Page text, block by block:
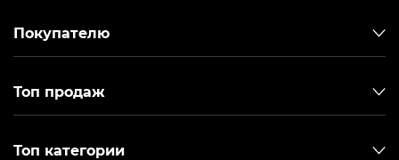
Покупателю
Топ продаж
Топ категории